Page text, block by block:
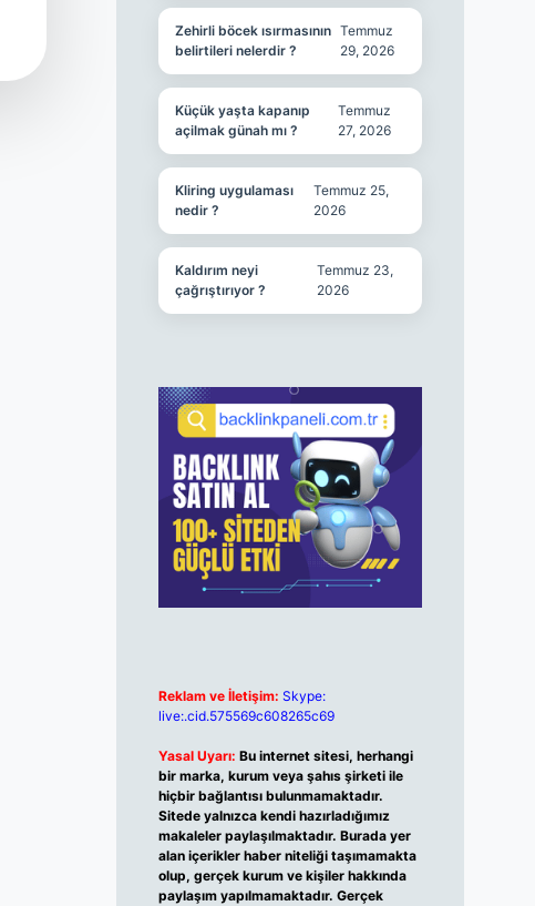
Zehirli böcek ısırmasının
belirtileri nelerdir ?
Temmuz
29, 2026
Küçük yaşta kapanıp
açilmak günah mı ?
Temmuz
27, 2026
Kliring uygulaması
nedir ?
Temmuz 25,
2026
Kaldırım neyi
çağrıştırıyor ?
Temmuz 23,
2026
Reklam ve İletişim: Skype:
live:.cid.575569c608265c69
Yasal Uyarı: Bu internet sitesi, herhangi
bir marka, kurum veya şahıs şirketi ile
hiçbir bağlantısı bulunmamaktadır.
Sitede yalnızca kendi hazırladığımız
makaleler paylaşılmaktadır. Burada yer
alan içerikler haber niteliği taşımamakta
olup, gerçek kurum ve kişiler hakkında
paylaşım yapılmamaktadır. Gerçek